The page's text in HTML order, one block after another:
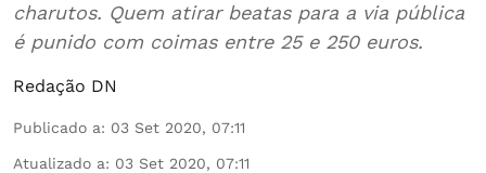
charutos. Quem atirar beatas para a via pública
é punido com coimas entre 25 e 250 euros.
Redação DN
Publicado a: 03 Set 2020, 07:11
Atualizado a: 03 Set 2020, 07:11